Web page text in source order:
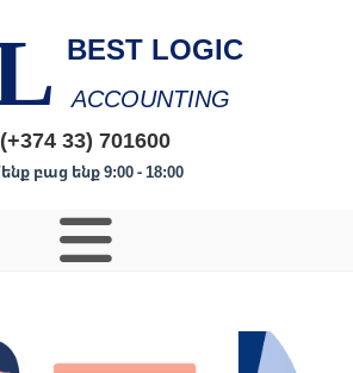
BEST LOGIC
ACCOUNTING
(+374 33) 701600
բաց ենք 9:00 - 18:00